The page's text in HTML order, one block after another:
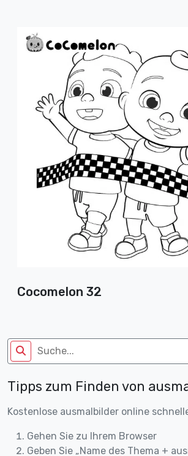
Cocomelon 32
Tipps zum Finden von
Kostenlose ausmalbilder online
Gehen Sie zu Ihrem Browser
Geben Sie „Name des Thema +